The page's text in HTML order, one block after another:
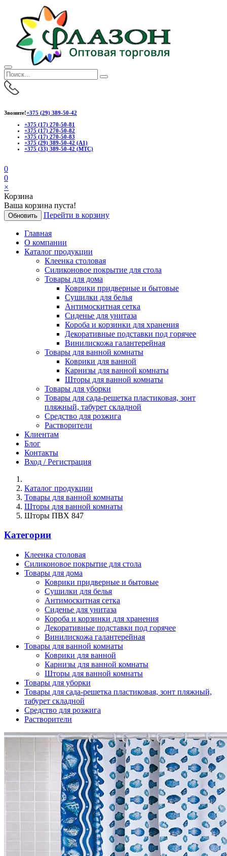
Звоните!+375 (29) 389-50-42
+375 (17) 270-50-81
+375 (17) 270-50-82
+375 (17) 270-50-83
+375 (29) 389-50-42 (А1)
+375 (33) 389-50-42 (МТС)
0
0
×
Корзина
Ваша корзина пуста!
Обновить Перейти в корзину
Главная
О компании
Каталог продукции
Клеенка столовая
Силиконовое покрытие для стола
Товары для дома
Коврики придверные и бытовые
Сушилки для белья
Антимоскитная сетка
Сиденье для унитаза
Короба и корзинки для хранения
Декоративные подставки под горячее
Винилискожа галантерейная
Товары для ванной комнаты
Коврики для ванной
Карнизы для ванной комнаты
Шторы для ванной комнаты
Товары для уборки
Товары для сада-решетка пластиковая, зонт
пляжный, табурет складной
Средство для розжига
Растворители
Клиентам
Блог
Контакты
Вход / Регистрация
Каталог продукции
Товары для ванной комнаты
Шторы для ванной комнаты
Шторы ПВХ 847
Категории
Клеенка столовая
Силиконовое покрытие для стола
Товары для дома
Коврики придверные и бытовые
Сушилки для белья
Антимоскитная сетка
Сиденье для унитаза
Короба и корзинки для хранения
Декоративные подставки под горячее
Винилискожа галантерейная
Товары для ванной комнаты
Коврики для ванной
Карнизы для ванной комнаты
Шторы для ванной комнаты
Товары для уборки
Товары для сада-решетка пластиковая, зонт пляжный,
табурет складной
Средство для розжига
Растворители